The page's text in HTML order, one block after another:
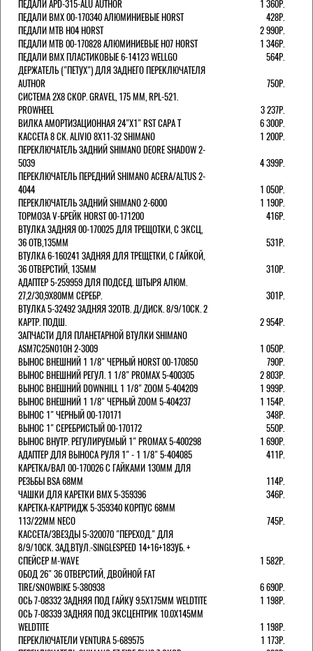
ПЕДАЛИ APD-315-ALU AUTHOR
1 360Р.
ПЕДАЛИ BMX 00-170340 АЛЮМИНИЕВЫЕ HORST
428Р.
ПЕДАЛИ MTB H04 HORST
2 990Р.
ПЕДАЛИ MTB 00-170828 АЛЮМИНИЕВЫЕ H07 HORST
1 346Р.
ПЕДАЛИ BMX ПЛАСТИКОВЫЕ 6-14123 WELLGO
564Р.
ДЕРЖАТЕЛЬ ("ПЕТУХ") ДЛЯ ЗАДНЕГО ПЕРЕКЛЮЧАТЕЛЯ
AUTHOR
750Р.
СИСТЕМА 2Х8 СКОР. GRAVEL, 175 ММ, RPL-521.
PROWHEEL
3 237Р.
ВИЛКА АМОРТИЗАЦИОННАЯ 24"Х1" RST CAPA Т
6 300Р.
КАССЕТА 8 СК. ALIVIO 8Х11-32 SHIMANO
1 200Р.
ПЕРЕКЛЮЧАТЕЛЬ ЗАДНИЙ SHIMANO DEORE SHADOW 2-
5039
4 399Р.
ПЕРЕКЛЮЧАТЕЛЬ ПЕРЕДНИЙ SHIMANO ACERA/ALTUS 2-
4044
1 050Р.
ПЕРЕКЛЮЧАТЕЛЬ ЗАДНИЙ SHIMANO 2-6000
1 190Р.
ТОРМОЗА V-БРЕЙК HORST 00-171200
416Р.
ВТУЛКА ЗАДНЯЯ 00-170025 ДЛЯ ТРЕЩОТКИ, С ЭКСЦ,
36 ОТВ,135ММ
531Р.
ВТУЛКА 6-160241 ЗАДНЯЯ ДЛЯ ТРЕЩЕТКИ, С ГАЙКОЙ,
36 ОТВЕРСТИЙ, 135ММ
310Р.
АДАПТЕР 5-259959 ДЛЯ ПОДСЕД. ШТЫРЯ АЛЮМ.
27,2/30,9Х80ММ СЕРЕБР.
301Р.
ВТУЛКА 5-32492 ЗАДНЯЯ 32ОТВ. Д/ДИСК. 8/9/10СК. 2
КАРТР. ПОДШ.
2 954Р.
ЗАПЧАСТИ ДЛЯ ПЛАНЕТАРНОЙ ВТУЛКИ SHIMANO
ASM7C25N010H 2-3009
1 050Р.
ВЫНОС ВНЕШНИЙ 1 1/8" ЧЕРНЫЙ HORST 00-170850
790Р.
ВЫНОС ВНЕШНИЙ РЕГУЛ. 1 1/8" PROMAX 5-400305
2 803Р.
ВЫНОС ВНЕШНИЙ DOWNHILL 1 1/8" ZOOM 5-404209
1 999Р.
ВЫНОС ВНЕШНИЙ 1 1/8" ЧЕРНЫЙ ZOOM 5-404237
1 154Р.
ВЫНОС 1" ЧЕРНЫЙ 00-170171
348Р.
ВЫНОС 1" СЕРЕБРИСТЫЙ 00-170172
550Р.
ВЫНОС ВНУТР. РЕГУЛИРУЕМЫЙ 1" PROMAX 5-400298
1 690Р.
АДАПТЕР ДЛЯ ВЫНОСА РУЛЯ 1" - 1 1/8" 5-404085
411Р.
КАРЕТКА/ВАЛ 00-170026 С ГАЙКАМИ 130ММ ДЛЯ
РЕЗЬБЫ BSA 68ММ
114Р.
ЧАШКИ ДЛЯ КАРЕТКИ BMX 5-359396
346Р.
КАРЕТКА-КАРТРИДЖ 5-359340 КОРПУС 68ММ
113/22ММ NECO
745Р.
КАССЕТА/ЗВЕЗДЫ 5-320070 "ПЕРЕХОД." ДЛЯ
8/9/10СК. ЗАД.ВТУЛ.-SINGLESPEED 14+16+18ЗУБ. +
СПЕЙСЕР M-WAVE
1 582Р.
ОБОД 26" 36 ОТВЕРСТИЙ, ДВОЙНОЙ FAT
TIRE/SNOWBIKE 5-380938
6 690Р.
ОСЬ 7-08332 ЗАДНЯЯ ПОД ГАЙКУ 9.5Х175ММ WELDTITE
1 198Р.
ОСЬ 7-08339 ЗАДНЯЯ ПОД ЭКСЦЕНТРИК 10.0Х145ММ
WELDTITE
1 198Р.
ПЕРЕКЛЮЧАТЕЛИ VENTURA 5-689575
1 173Р.